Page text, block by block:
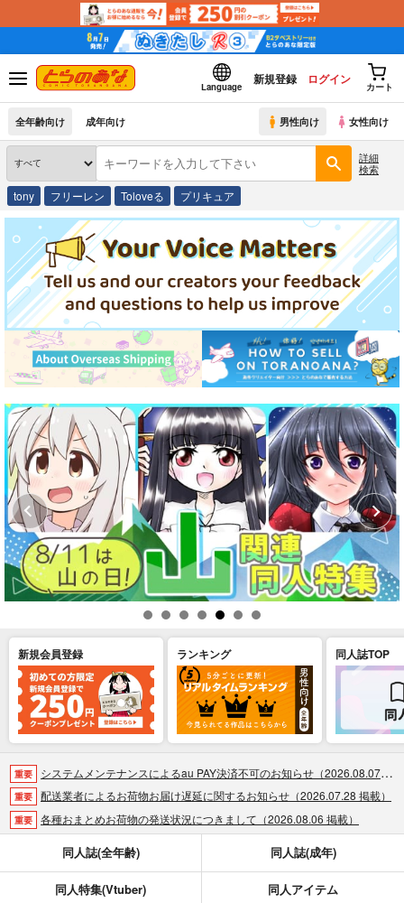
Language
新規登録 ログイン
カート
全年齢向け 成年向け 男性向け 女性向け
詳細
検索
tony フリーレン Toloveる プリキュア
新規会員登録 ランキング 同人誌TOP
重要 システムメンテナンスによるau PAY決済不可のお知らせ（2026.08.07 掲載）
重要 配送業者によるお荷物お届け遅延に関するお知らせ（2026.07.28 掲載）
重要 各種おまとめお荷物の発送状況につきまして（2026.08.06 掲載）
おまとめサイクル「定期便(月2)」一般会員様の利用再開のお知らせ（2026.02.05 掲載）
同人誌(全年齢) 同人誌(成年)
同人特集(Vtuber) 同人アイテム